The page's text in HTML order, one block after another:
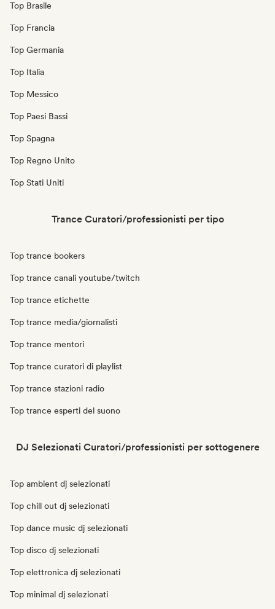
Top Brasile
Top Francia
Top Germania
Top Italia
Top Messico
Top Paesi Bassi
Top Spagna
Top Regno Unito
Top Stati Uniti
Trance Curatori/professionisti per tipo
Top trance bookers
Top trance canali youtube/twitch
Top trance etichette
Top trance media/giornalisti
Top trance mentori
Top trance curatori di playlist
Top trance stazioni radio
Top trance esperti del suono
DJ Selezionati Curatori/professionisti per sottogenere
Top ambient dj selezionati
Top chill out dj selezionati
Top dance music dj selezionati
Top disco dj selezionati
Top elettronica dj selezionati
Top minimal dj selezionati